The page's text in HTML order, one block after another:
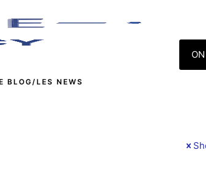
BLOG/LES NEWS